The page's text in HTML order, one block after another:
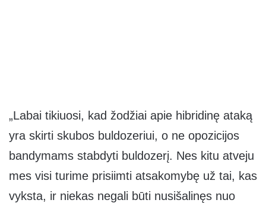
„Labai tikiuosi, kad žodžiai apie hibridinę ataką
yra skirti skubos buldozeriui, o ne opozicijos
bandymams stabdyti buldozerį. Nes kitu atveju
mes visi turime prisiimti atsakomybę už tai, kas
vyksta, ir niekas negali būti nusišalinęs nuo